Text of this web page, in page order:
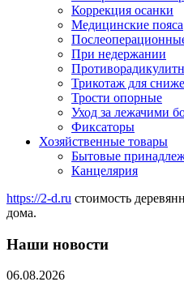
Коррекция осанки
Медицинские пояса
При недержании
Трикотаж для
Трости опорные
Уход за лежачими
Фиксаторы
Хозяйственные товары
Бытовые
Канцелярия
https://2-d.ru стоимость
дома.
Наши новости
06.08.2026